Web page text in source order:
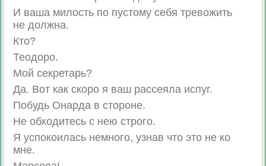
И ваша милость по пустому себя тревожить
не должна.
Кто?
Теодоро.
Мой секретарь?
Да. Вот как скоро я ваш рассеяла испуг.
Побудь Онарда в стороне.
Не обходитесь с нею строго.
Я успокоилась немного, узнав что это не ко
мне.